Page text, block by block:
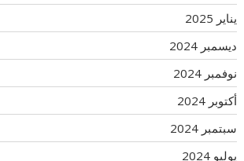
يناير 2025
ديسمبر 2024
نوفمبر 2024
أكتوبر 2024
سبتمبر 2024
يوليو 2024